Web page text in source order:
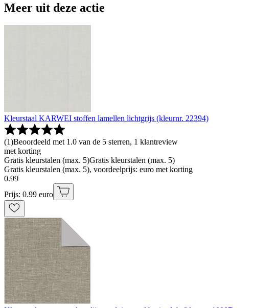
Meer uit deze actie
Kleurstaal KARWEI stoffen lamellen lichtgrijs (kleurnr. 22394)
(1)Beoordeeld met 1.0 van de 5 sterren, 1 klantreview
met korting
Gratis kleurstalen (max. 5)Gratis kleurstalen (max. 5)
Gratis kleurstalen (max. 5), voordeelprijs: euro met korting
0.99
Prijs: 0.99 euro